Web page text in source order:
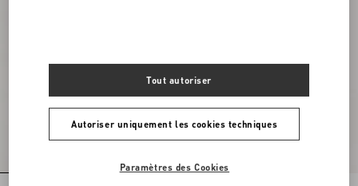
Autoriser uniquement les cookies techniques
Tout autoriser
Paramètres des Cookies